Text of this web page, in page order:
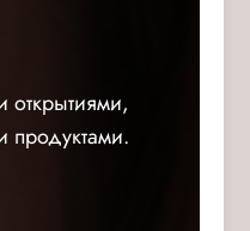
открытиями,